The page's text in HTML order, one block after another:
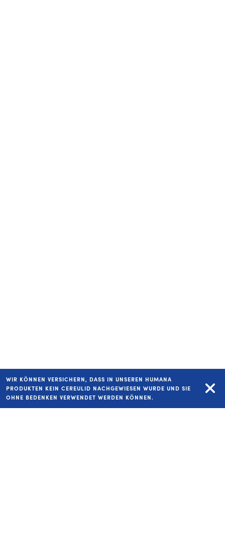
WIR KÖNNEN VERSICHERN, DASS IN UNSEREN HUMANA
PRODUKTEN KEIN CEREULID NACHGEWIESEN WURDE UND SIE
OHNE BEDENKEN VERWENDET WERDEN KÖNNEN.